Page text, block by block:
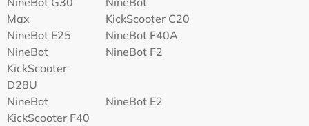
Max
KickScooter C20
NineBot E25
NineBot F40A
NineBot
KickScooter
D28U
NineBot F2
NineBot
KickScooter F40
NineBot E2